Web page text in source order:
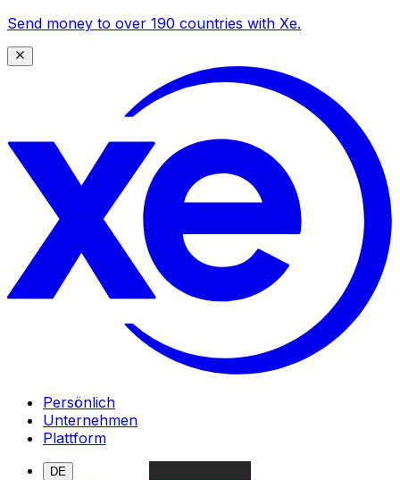
Send money to over 190 countries with Xe.
Persönlich
Unternehmen
Plattform
DE